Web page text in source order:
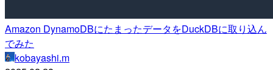
Amazon DynamoDBにたまったデータをDuckDBに取り込ん
でみた
kobayashi.m